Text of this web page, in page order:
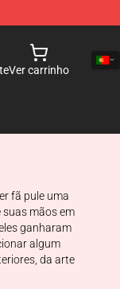
Ver carrinho
fã pule uma
mãos em
ganharam
algum
da arte